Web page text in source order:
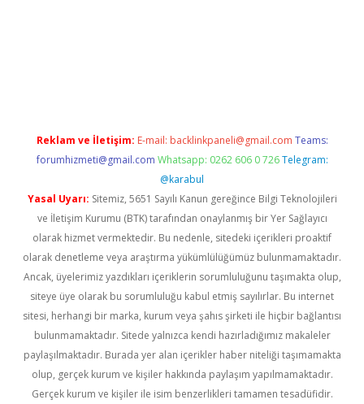
Reklam ve İletişim: E-mail: backlinkpaneli@gmail.com Teams:
forumhizmeti@gmail.com Whatsapp: 0262 606 0 726 Telegram:
@karabul
Yasal Uyarı: Sitemiz, 5651 Sayılı Kanun gereğince Bilgi Teknolojileri
ve İletişim Kurumu (BTK) tarafından onaylanmış bir Yer Sağlayıcı
olarak hizmet vermektedir. Bu nedenle, sitedeki içerikleri proaktif
olarak denetleme veya araştırma yükümlülüğümüz bulunmamaktadır.
Ancak, üyelerimiz yazdıkları içeriklerin sorumluluğunu taşımakta olup,
siteye üye olarak bu sorumluluğu kabul etmiş sayılırlar. Bu internet
sitesi, herhangi bir marka, kurum veya şahıs şirketi ile hiçbir bağlantısı
bulunmamaktadır. Sitede yalnızca kendi hazırladığımız makaleler
paylaşılmaktadır. Burada yer alan içerikler haber niteliği taşımamakta
olup, gerçek kurum ve kişiler hakkında paylaşım yapılmamaktadır.
Gerçek kurum ve kişiler ile isim benzerlikleri tamamen tesadüfidir.